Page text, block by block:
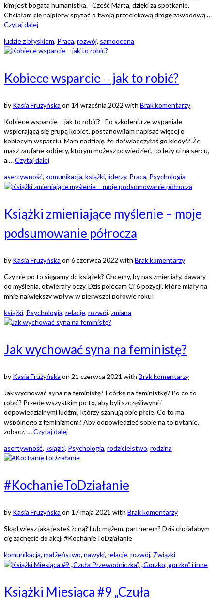
kim jest bogata humanistka. Cześć Marta, dzięki za spotkanie.
Chciałam cię najpierw spytać o twoją przeciekawą drogę zawodową …
Czytaj dalej
ludzie z błyskiem, Praca, rozwój, samoocena
Kobiece wsparcie – jak to robić?
by Kasia Frużyńska on 14 września 2022 with Brak komentarzy
Kobiece wsparcie – jak to robić? Po szkoleniu ze wspaniale
wspierającą się grupą kobiet, postanowiłam napisać więcej o
kobiecym wsparciu. Mam nadzieję, że doświadczyłaś go kiedyś? Że
masz zaufane kobiety, którym możesz powiedzieć, co leży ci na sercu,
a …Czytaj dalej
asertywność, komunikacja, książki, liderzy, Praca, Psychologia
Książki zmieniające myślenie – moje
podsumowanie półrocza
by Kasia Frużyńska on 6 czerwca 2022 with Brak komentarzy
Czy nie po to sięgamy do książek? Chcemy, by nas zmieniały, dawały
do myślenia, otwierały oczy. Dziś polecam Ci 6 pozycji, które miały na
mnie największy wpływ w pierwszej połowie roku!
książki, Psychologia, relacje, rozwój, zmiana
Jak wychować syna na feministę?
by Kasia Frużyńska on 21 czerwca 2021 with Brak komentarzy
Jak wychować syna na feministę? I córkę na feministkę? Po co to
robić? Przede wszystkim po to, aby byli szczęśliwymi i
odpowiedzialnymi ludźmi, którzy szanują obie płcie. Co to ma
wspólnego z feminizmem? Aby odpowiedzieć sobie na to pytanie,
zobacz, …Czytaj dalej
asertywność, książki, Psychologia, rodzicielstwo, rodzina
#KochanieToDziałanie
by Kasia Frużyńska on 17 maja 2021 with Brak komentarzy
Skąd wiesz jaką jesteś żoną? Lub mężem, partnerem? Dziś chciałabym
cię zachęcić do akcji #KochanieToDziałanie
komunikacja, małżeństwo, nawyki, relacje, rozwój, Związki
Książki Miesiąca #9 „Czuła